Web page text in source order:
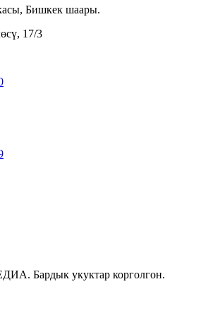
Бишкек шаары.
17/3
Бардык укуктар корголгон.